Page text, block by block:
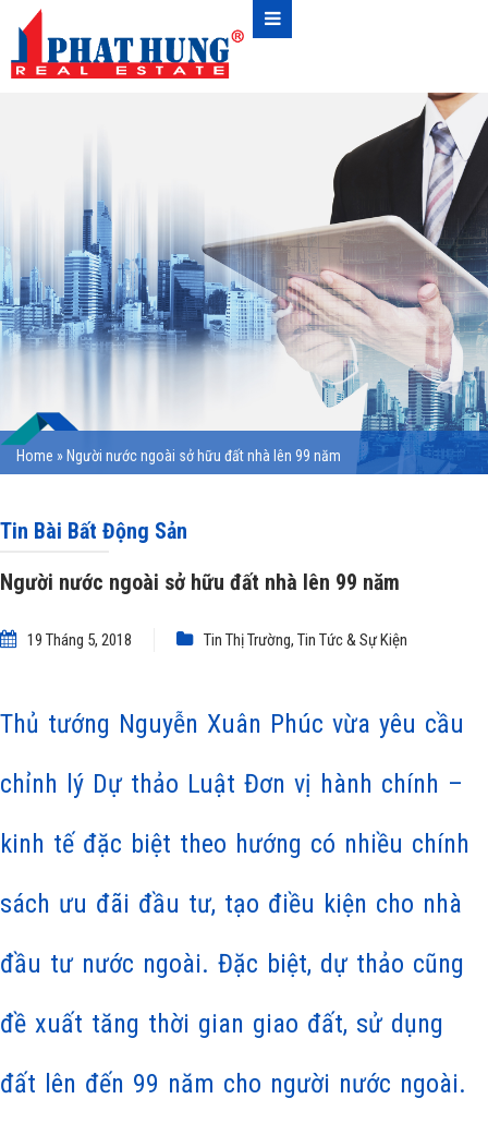
Home » Người nước ngoài sở hữu đất nhà lên 99 năm
Tin Bài Bất Động Sản
Người nước ngoài sở hữu đất nhà lên 99 năm
19 Tháng 5, 2018 Tin Thị Trường, Tin Tức & Sự Kiện
Thủ tướng Nguyễn Xuân Phúc vừa yêu cầu
chỉnh lý Dự thảo Luật Đơn vị hành chính –
kinh tế đặc biệt theo hướng có nhiều chính
sách ưu đãi đầu tư, tạo điều kiện cho nhà
đầu tư nước ngoài. Đặc biệt, dự thảo cũng
đề xuất tăng thời gian giao đất, sử dụng
đất lên đến 99 năm cho người nước ngoài.